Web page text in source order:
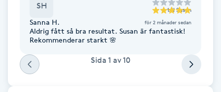
Celluliter
Coachning
Color correction
SH till Susan
Sanna H. för 2 månader sedan
Aldrig fått så bra resultat. Susan är fantastisk!
Rekommenderar starkt 🌸
Sida 1 av10